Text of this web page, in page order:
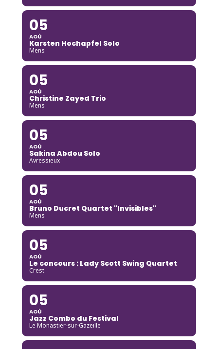
05
AOÛ
Karsten Hochapfel Solo
Mens
05
AOÛ
Christine Zayed Trio
Mens
05
AOÛ
Sakina Abdou Solo
Avressieux
05
AOÛ
Bruno Ducret Quartet "Invisibles"
Mens
05
AOÛ
Le concours : Lady Scott Swing Quartet
Crest
05
AOÛ
Jazz Combo du Festival
Le Monastier-sur-Gazeille